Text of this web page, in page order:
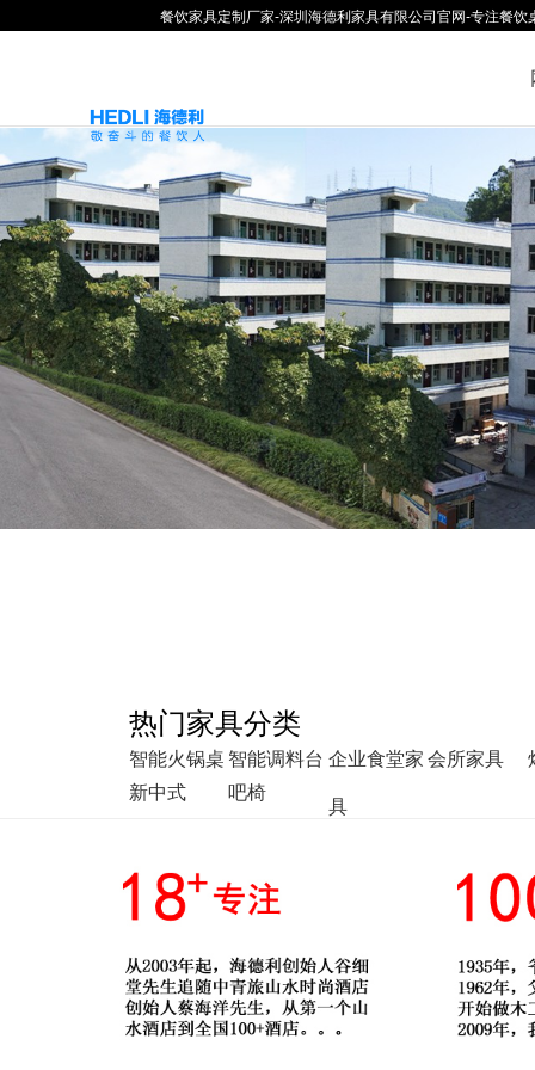
餐饮家具定制厂家-深圳海德利家具有限公司官网-专注餐饮
热门家具分类
智能火锅桌 智能调料台 企业食堂家
具
会所家具
新中式
吧椅